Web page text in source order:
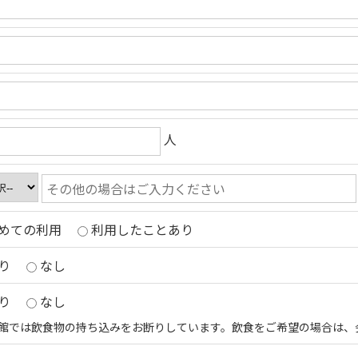
人
ての利用
利用したことあり
なし
なし
では飲食物の持ち込みをお断りしています。飲食をご希望の場合は